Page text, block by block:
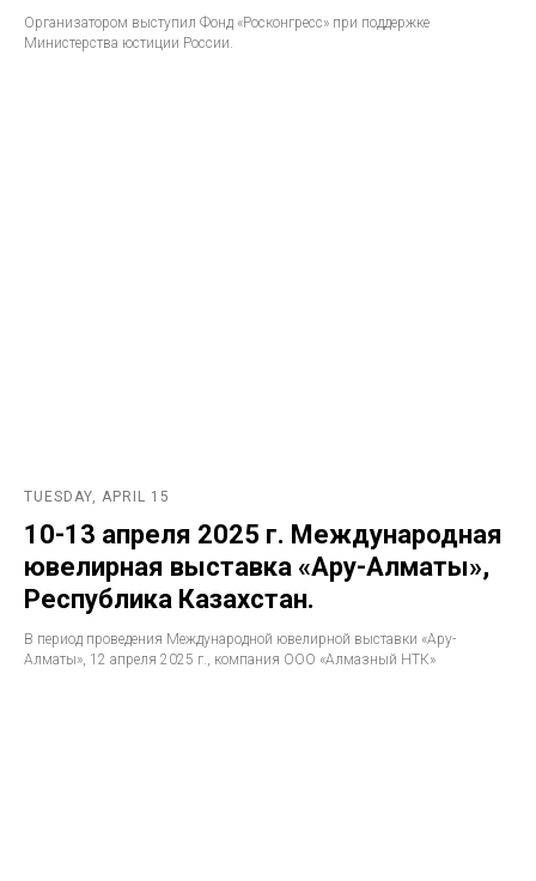
Организатором выступил Фонд «Росконгресс» при поддержке
Министерства юстиции России.
TUESDAY, APRIL 15
10-13 апреля 2025 г. Международная
ювелирная выставка «Ару-Алматы»,
Республика Казахстан.
В период проведения Международной ювелирной выставки «Ару-
Алматы», 12 апреля 2025 г., компания ООО «Алмазный НТК»